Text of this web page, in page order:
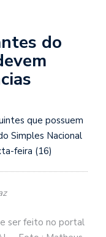
do
que possuem
Simples Nacional
feira (16)
ser feito no portal